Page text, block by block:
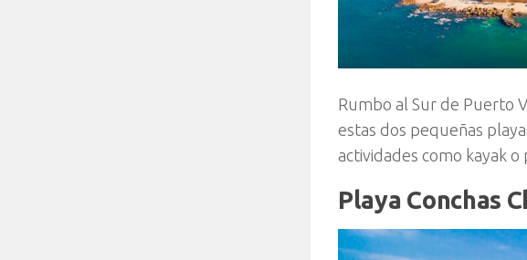
Rumbo al Sur de Puerto
estas dos pequeñas
actividades como kayak
Playa Conchas